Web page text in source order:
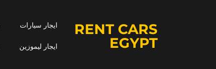
RENT CARS
EGYPT
ايجار سيارات
ايجار ليموزين